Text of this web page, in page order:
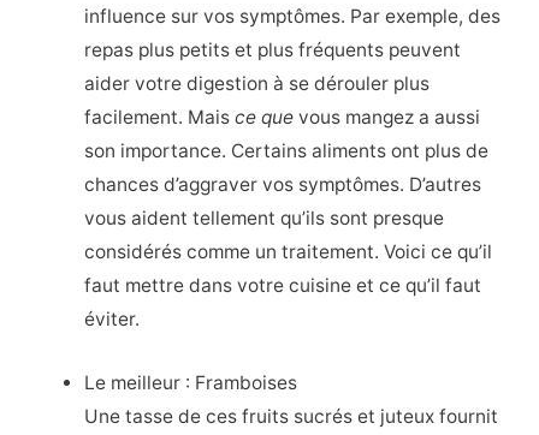
influence sur vos symptômes. Par exemple, des
repas plus petits et plus fréquents peuvent
aider votre digestion à se dérouler plus
facilement. Maisce que vous mangez a aussi
son importance. Certains aliments ont plus de
chances d’aggraver vos symptômes. D’autres
vous aident tellement qu’ils sont presque
considérés comme un traitement. Voici ce qu’il
faut mettre dans votre cuisine et ce qu’il faut
éviter.
Le meilleur : Framboises
Une tasse de ces fruits sucrés et juteux fournit